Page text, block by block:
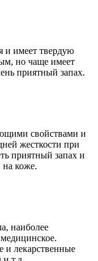
и имеет твердую
но чаще имеет
приятный запах.
свойствами и
жесткости при
приятный запах и
на коже.
наиболее
лекарственные